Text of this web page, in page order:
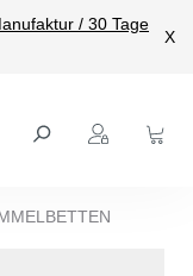
/ 30 Tage
X